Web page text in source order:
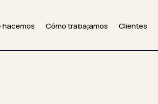
hacemos Cómo trabajamos Clientes